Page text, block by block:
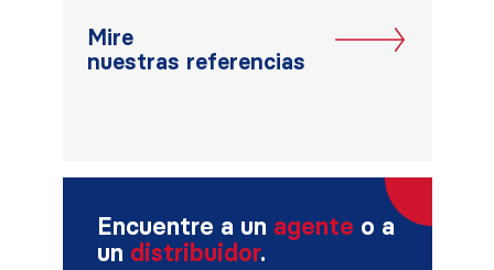
Mire
nuestras referencias
Encuentre a un agente o a
un distribuidor.